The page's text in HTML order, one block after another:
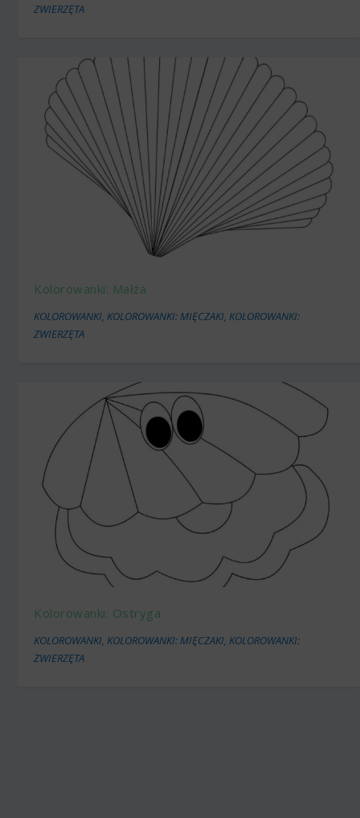
ZWIERZĘTA
Kolorowanki: Małża
KOLOROWANKI KOLOROWANKI: MIĘCZAKI KOLOROWANKI:
ZWIERZĘTA
Kolorowanki: Ostryga
KOLOROWANKI,KOLOROWANKI: MIĘCZAKI,KOLOROWANKI:
ZWIERZĘTA